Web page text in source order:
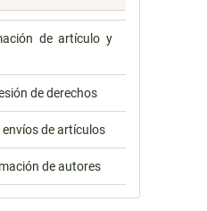
de artículo y
de derechos
de artículos
de autores